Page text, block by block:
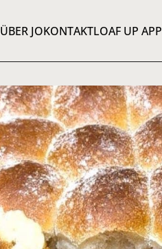
ÜBER JOKONTAKTLOAF UP APP